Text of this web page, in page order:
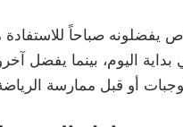
يفضلونه صباحاً للاستفادة
بداية اليوم، بينما يفضل
أو قبل ممارسة